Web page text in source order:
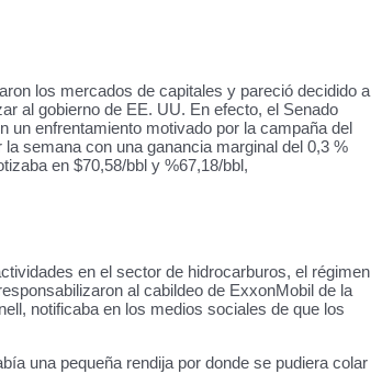
los mercados de capitales y pareció decidido a
al gobierno de EE. UU. En efecto, el Senado
un enfrentamiento motivado por la campaña del
semana con una ganancia marginal del 0,3 %
en $70,58/bbl y %67,18/bbl,
en el sector de hidrocarburos, el régimen
al cabildeo de ExxonMobil de la
notificaba en los medios sociales de que los
una pequeña rendija por donde se pudiera colar